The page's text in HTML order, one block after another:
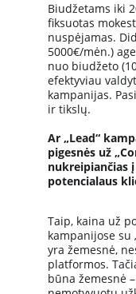
Ar „Lead“
pigesnės už
nukreipiančias
potencialaus
Taip, kaina už
kampanijose su
yra žemesnė,
platformos.
būna žemesnė
Biudžetams iki
fiksuotas
nuspėjamas.
5000€/mėn.)
nuo biudžeto
efektyviau
kampanijas.
ir tikslų.